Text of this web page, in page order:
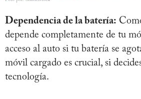
Dependencia de la batería:
depende completamente de tu
acceso al auto si tu batería se
móvil cargado es crucial, si
tecnología.